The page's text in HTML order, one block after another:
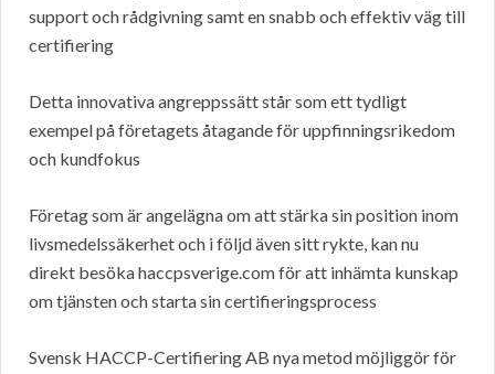
support och rådgivning samt en snabb och effektiv väg till
certifiering
Detta innovativa angreppssätt står som ett tydligt
exempel på företagets åtagande för uppfinningsrikedom
och kundfokus
Företag som är angelägna om att stärka sin position inom
livsmedelssäkerhet och i följd även sitt rykte, kan nu
direkt besöka haccpsverige.com för att inhämta kunskap
om tjänsten och starta sin certifieringsprocess
Svensk HACCP-Certifiering AB nya metod möjliggör för